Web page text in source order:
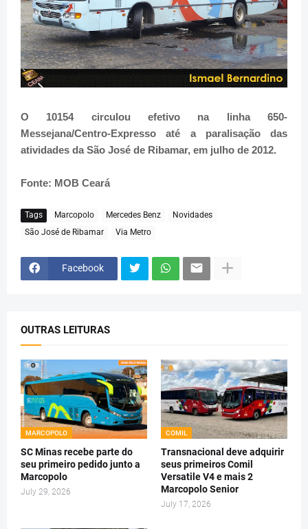
O 10154 circulou efetivo na linha 650-
Messejana/Centro-Expresso até a paralisação das
atividades da São José de Ribamar, em julho de 2012.
Fonte: MOB Ceará
Tags Marcopolo Mercedes Benz
Novidades
São José de Ribamar
Via Metro
Facebook
OUTRAS LEITURAS
MARCOPOLO
SC Minas recebe parte do
seu primeiro pedido junto a
Marcopolo
July 29, 2026
COMIL
Transnacional deve adquirir
seus primeiros Comil
Versatile V4 e mais 2
Marcopolo Senior
July 17, 2026